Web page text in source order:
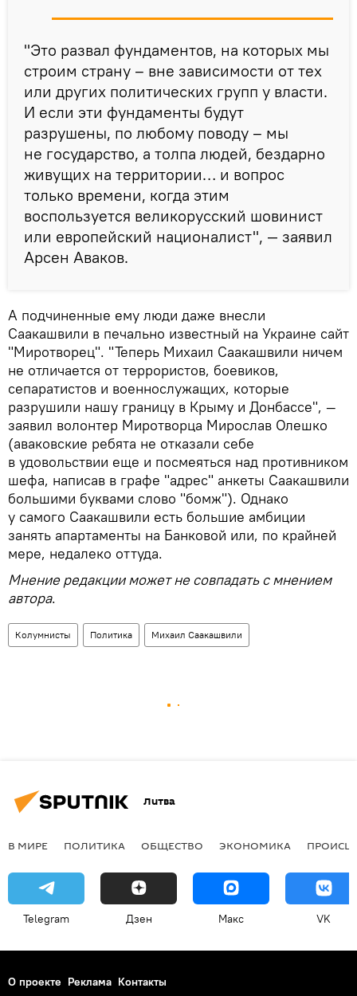
"Это развал фундаментов, на которых мы
строим страну – вне зависимости от тех
или других политических групп у власти.
И если эти фундаменты будут
разрушены, по любому поводу – мы
не государство, а толпа людей, бездарно
живущих на территории… и вопрос
только времени, когда этим
воспользуется великорусский шовинист
или европейский националист", — заявил
Арсен Аваков.
А подчиненные ему люди даже внесли
Саакашвили в печально известный на Украине сайт
"Миротворец". "Теперь Михаил Саакашвили ничем
не отличается от террористов, боевиков,
сепаратистов и военнослужащих, которые
разрушили нашу границу в Крыму и Донбассе", —
заявил волонтер Миротворца Мирослав Олешко
(аваковские ребята не отказали себе
в удовольствии еще и посмеяться над противником
шефа, написав в графе "адрес" анкеты Саакашвили
большими буквами слово "бомж"). Однако
у самого Саакашвили есть большие амбиции
занять апартаменты на Банковой или, по крайней
мере, недалеко оттуда.
Мнение редакции может не совпадать с мнением
автора.
Колумнисты Политика Михаил Саакашвили
Литва
В МИРЕ ПОЛИТИКА ОБЩЕСТВО ЭКОНОМИКА
Telegram Дзен Макс VK
О проекте Реклама Контакты